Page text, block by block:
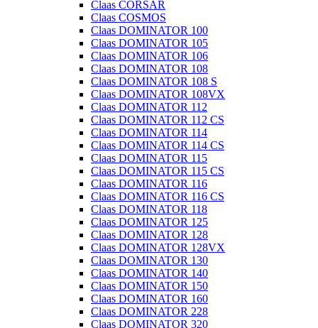
Claas CORSAR
Claas COSMOS
Claas DOMINATOR 100
Claas DOMINATOR 105
Claas DOMINATOR 106
Claas DOMINATOR 108
Claas DOMINATOR 108 S
Claas DOMINATOR 108VX
Claas DOMINATOR 112
Claas DOMINATOR 112 CS
Claas DOMINATOR 114
Claas DOMINATOR 114 CS
Claas DOMINATOR 115
Claas DOMINATOR 115 CS
Claas DOMINATOR 116
Claas DOMINATOR 116 CS
Claas DOMINATOR 118
Claas DOMINATOR 125
Claas DOMINATOR 128
Claas DOMINATOR 128VX
Claas DOMINATOR 130
Claas DOMINATOR 140
Claas DOMINATOR 150
Claas DOMINATOR 160
Claas DOMINATOR 228
Claas DOMINATOR 320